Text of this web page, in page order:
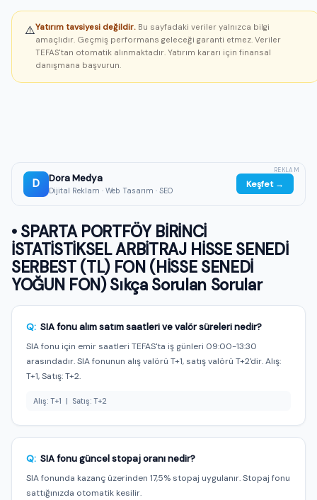
⚠️Yatırım tavsiyesi değildir. Bu sayfadaki veriler yalnızca bilgi
amaçlıdır. Geçmiş performans geleceği garanti etmez. Veriler
TEFAS'tan otomatik alınmaktadır. Yatırım kararı için finansal
danışmana başvurun.
D Dora Medya
Dijital Reklam · Web Tasarım · SEO
Keşfet →
REKLAM
• SPARTA PORTFÖY BİRİNCİ
İSTATİSTİKSEL ARBİTRAJ HİSSE SENEDİ
SERBEST (TL) FON (HİSSE SENEDİ
YOĞUN FON) Sıkça Sorulan Sorular
Q: SIA fonu alım satım saatleri ve valör süreleri nedir?
SIA fonu için emir saatleri TEFAS'ta iş günleri 09:00-13:30
arasındadır. SIA fonunun alış valörü T+1, satış valörü T+2'dir. Alış:
T+1, Satış: T+2.
Alış: T+1 | Satış: T+2
Q: SIA fonu güncel stopaj oranı nedir?
SIA fonunda kazanç üzerinden 17,5% stopaj uygulanır. Stopaj fonu
sattığınızda otomatik kesilir.